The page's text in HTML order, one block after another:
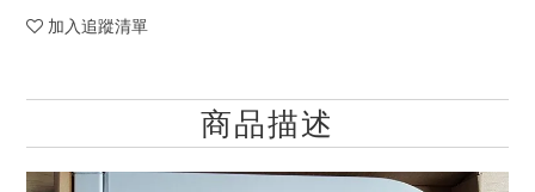
加入追蹤清單
商品描述